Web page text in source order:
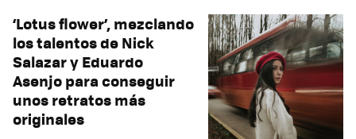
‘Lotus flower’, mezclando
los talentos de Nick
Salazar y Eduardo
Asenjo para conseguir
unos retratos más
originales